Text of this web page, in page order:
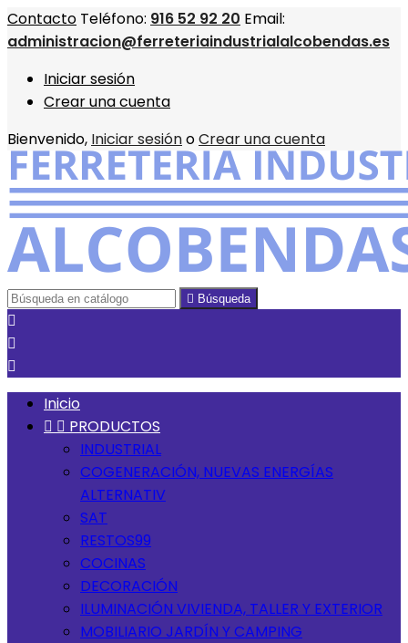
Contacto Teléfono: 916 52 92 20 Email:
administracion@ferreteriaindustrialalcobendas.es
Iniciar sesión
Crear una cuenta
Bienvenido, Iniciar sesiónoCrear una cuenta
 Búsqueda



Inicio
  PRODUCTOS
INDUSTRIAL
COGENERACIÓN, NUEVAS ENERGÍAS
ALTERNATIV
SAT
RESTOS99
COCINAS
DECORACIÓN
ILUMINACIÓN VIVIENDA, TALLER Y EXTERIOR
MOBILIARIO JARDÍN Y CAMPING